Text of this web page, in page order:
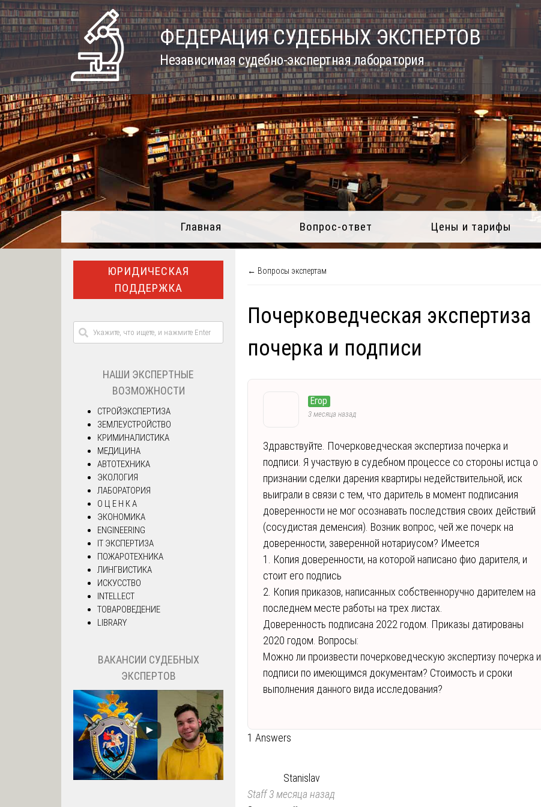
Skip
to
content
ФЕДЕРАЦИЯ СУДЕБНЫХ ЭКСПЕРТОВ
Независимая судебно-экспертная лаборатория
Главная Вопрос-ответ Цены и тарифы
← Вопросы экспертам
Почерковедческая экспертиза
почерка и подписи
Егор
3 месяца назад
Здравствуйте. Почерковедческая экспертиза почерка и
подписи. Я участвую в судебном процессе со стороны истца о
признании сделки дарения квартиры недействительной, иск
выиграли в связи с тем, что даритель в момент подписания
доверенности не мог осознавать последствия своих действий
(сосудистая деменсия). Возник вопрос, чей же почерк на
доверенности, заверенной нотариусом? Имеется
1. Копия доверенности, на которой написано фио дарителя, и
стоит его подпись
2. Копия приказов, написанных собственноручно дарителем на
последнем месте работы на трех листах.
Доверенность подписана 2022 годом. Приказы датированы
2020 годом. Вопросы:
Можно ли произвести почерковедческую экспертизу почерка и
подписи по имеющимся документам? Стоимость и сроки
выполнения данного вида исследования?
1 Answers
Stanislav
Staff3 месяца назад
ЮРИДИЧЕСКАЯ
ПОДДЕРЖКА
НАШИ ЭКСПЕРТНЫЕ
ВОЗМОЖНОСТИ
СТРОЙЭКСПЕРТИЗА
ЗЕМЛЕУСТРОЙСТВО
КРИМИНАЛИСТИКА
МЕДИЦИНА
АВТОТЕХНИКА
ЭКОЛОГИЯ
ЛАБОРАТОРИЯ
О Ц Е Н К А
ЭКОНОМИКА
ENGINEERING
IT ЭКСПЕРТИЗА
ПОЖАРОТЕХНИКА
ЛИНГВИСТИКА
ИСКУССТВО
INTELLECT
ТОВАРОВЕДЕНИЕ
LIBRARY
ВАКАНСИИ СУДЕБНЫХ
ЭКСПЕРТОВ